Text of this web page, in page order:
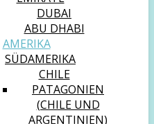
DUBAI
ABU DHABI
AMERIKA
SÜDAMERIKA
CHILE
PATAGONIEN
(CHILE UND
ARGENTINIEN)